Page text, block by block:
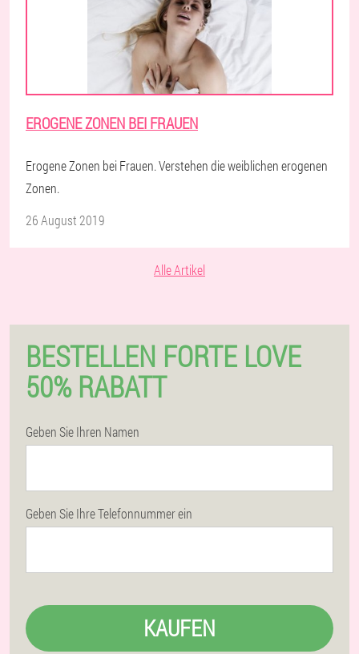
EROGENE ZONEN BEI FRAUEN
Erogene Zonen bei Frauen. Verstehen die weiblichen erogenen
Zonen.
26 August 2019
Alle Artikel
BESTELLEN FORTE LOVE
50% RABATT
Geben Sie Ihren Namen
Geben Sie Ihre Telefonnummer ein
KAUFEN